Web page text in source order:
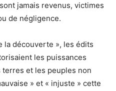
jamais revenus, victimes
de négligence.
la découverte », les édits
les puissances
et les peuples non
» et « injuste » cette